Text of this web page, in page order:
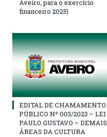
Aveiro, para o exercício
financeiro 2025)
EDITAL DE CHAMAMENTO
PÚBLICO Nº 003/2023 – LEI
PAULO GUSTAVO – DEMAIS
ÁREAS DA CULTURA